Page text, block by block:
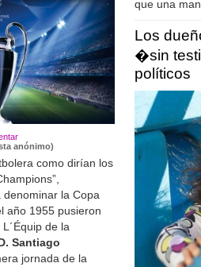
anónimo)
como dirían los
la Copa
año 1955 pusieron
de la
Santiago
jornada de la
que una
Los
�sin
políticos